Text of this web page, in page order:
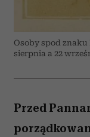
Osoby spod znaku
sierpnia a 22
Przed